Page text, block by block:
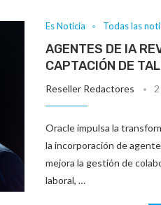
Es Noticia Todas las
AGENTES DE IA
CAPTACIÓN DE
Reseller Redactores
Oracle impulsa la
la incorporación de
mejora la gestión de
laboral, …